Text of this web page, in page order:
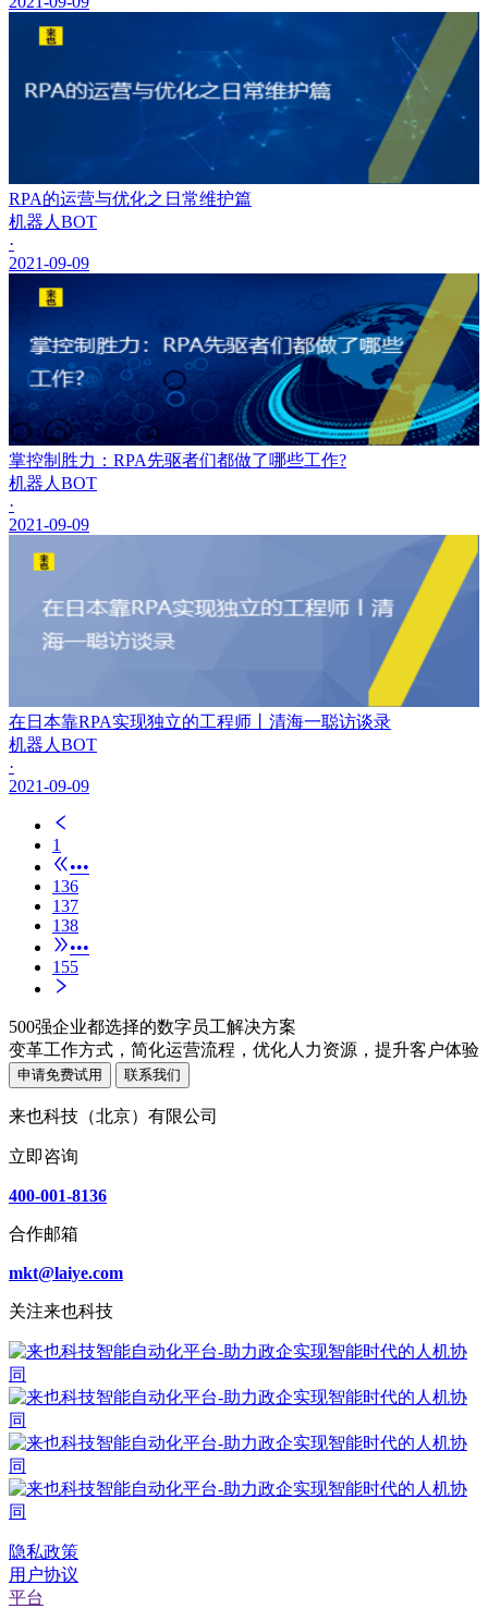
RPA的运营与优化之日常维护篇
机器人BOT
·
2021-09-09
掌控制胜力：RPA先驱者们都做了哪些工作?
机器人BOT
·
2021-09-09
在日本靠RPA实现独立的工程师丨清海一聪访谈录
机器人BOT
·
2021-09-09
1
•••
136
137
138
•••
155
500强企业都选择的数字员工解决方案
变革工作方式，简化运营流程，优化人力资源，提升客户体验
申请免费试用 联系我们
来也科技（北京）有限公司
立即咨询
400-001-8136
合作邮箱
mkt@laiye.com
关注来也科技
隐私政策
用户协议
平台